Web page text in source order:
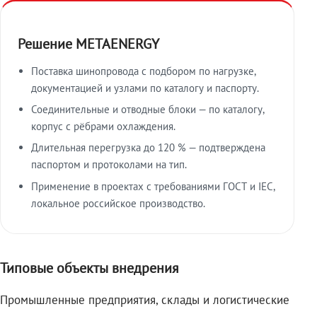
Решение METAENERGY
Поставка шинопровода с подбором по нагрузке,
документацией и узлами по каталогу и паспорту.
Соединительные и отводные блоки — по каталогу,
корпус с рёбрами охлаждения.
Длительная перегрузка до 120 % — подтверждена
паспортом и протоколами на тип.
Применение в проектах с требованиями ГОСТ и IEC,
локальное российское производство.
Типовые объекты внедрения
Промышленные предприятия, склады и логистические